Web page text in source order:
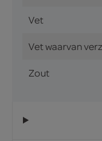
Vet
Vet waarvan
Zout